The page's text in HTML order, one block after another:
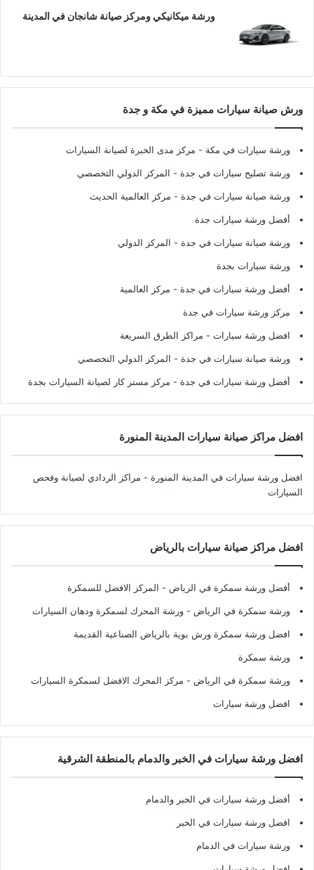
ورشة ميكانيكي ومركز صيانة شانجان في المدينة
ورش صيانة سيارات مميزة في مكة و جدة
ورشة سيارات في مكة - مركز مدى الخبرة لصيانة السيارات
ورشة تصليح سيارات في جدة - المركز الدولي التخصصي
ورشة صيانة سيارات في جدة - مركز العالمية الحديث
أفضل ورشة سيارات جدة
ورشة صيانة سيارات في جدة - المركز الدولي
ورشة سيارات بجدة
أفضل ورشة سيارات في جدة - مركز العالمية
مركز ورشة سيارات في جدة
افضل ورشة سيارات - مراكز الطرق السريعة
ورشة صيانة سيارات في جدة - المركز الدولي التخصصي
أفضل ورشة سيارات في جدة - مركز مستر كار لصيانة السيارات بجدة
افضل مراكز صيانة سيارات المدينة المنورة
افضل ورشة سيارات في المدينة المنورة - مراكز الردادي لصيانة وفحص
السيارات
افضل مراكز صيانة سيارات بالرياض
أفضل ورشة سمكرة في الرياض - المركز الافضل للسمكرة
ورشة سمكرة في الرياض - ورشة المحرك لسمكرة ودهان السيارات
افضل ورشة سمكرة ورش بوية بالرياض الصناعية القديمة
ورشة سمكرة
ورشة سمكرة في الرياض - مركز المحرك الافضل لسمكرة السيارات
افضل ورشة سيارات
افضل ورشة سيارات في الخبر والدمام بالمنطقة الشرقية
أفضل ورشة سيارات في الخبر والدمام
افضل ورشة سيارات في الخبر
ورشة سيارات في الدمام